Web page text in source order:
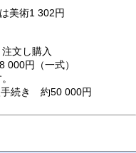
美術1 302円
文し購入
円（一式）
続き 約50 000円